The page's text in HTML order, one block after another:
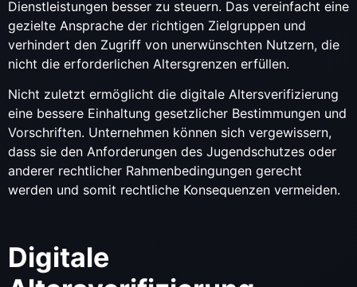
Dienstleistungen besser zu steuern. Das vereinfacht eine
gezielte Ansprache der richtigen Zielgruppen und
verhindert den Zugriff von unerwünschten Nutzern, die
nicht die erforderlichen Altersgrenzen erfüllen.
Nicht zuletzt ermöglicht die digitale Altersverifizierung
eine bessere Einhaltung gesetzlicher Bestimmungen und
Vorschriften. Unternehmen können sich vergewissern,
dass sie den Anforderungen des Jugendschutzes oder
anderer rechtlicher Rahmenbedingungen gerecht
werden und somit rechtliche Konsequenzen vermeiden.
Digitale